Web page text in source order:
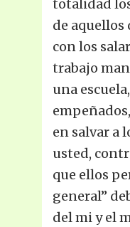
totalidad
de aquellos
con los
trabajo
una
en salvar a
usted,
que ellos
general”
del mi y el